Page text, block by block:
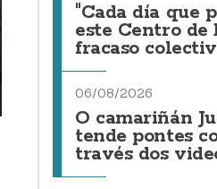
"Cada día que
este Centro de
fracaso
06/08/2026
O camariñán
tende pontes
través dos